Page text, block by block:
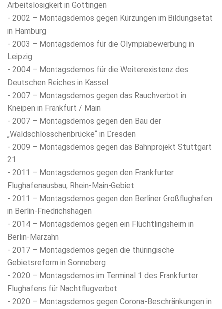
Arbeitslosigkeit in Göttingen
- 2002 – Montagsdemos gegen Kürzungen im Bildungsetat
in Hamburg
- 2003 – Montagsdemos für die Olympiabewerbung in
Leipzig
- 2004 – Montagsdemos für die Weiterexistenz des
Deutschen Reiches in Kassel
- 2007 – Montagsdemos gegen das Rauchverbot in
Kneipen in Frankfurt / Main
- 2007 – Montagsdemos gegen den Bau der
„Waldschlösschenbrücke“ in Dresden
- 2009 – Montagsdemos gegen das Bahnprojekt Stuttgart
21
- 2011 – Montagsdemos gegen den Frankfurter
Flughafenausbau, Rhein-Main-Gebiet
- 2011 – Montagsdemos gegen den Berliner Großflughafen
in Berlin-Friedrichshagen
- 2014 – Montagsdemos gegen ein Flüchtlingsheim in
Berlin-Marzahn
- 2017 – Montagsdemos gegen die thüringische
Gebietsreform in Sonneberg
- 2020 – Montagsdemos im Terminal 1 des Frankfurter
Flughafens für Nachtflugverbot
- 2020 – Montagsdemos gegen Corona-Beschränkungen in